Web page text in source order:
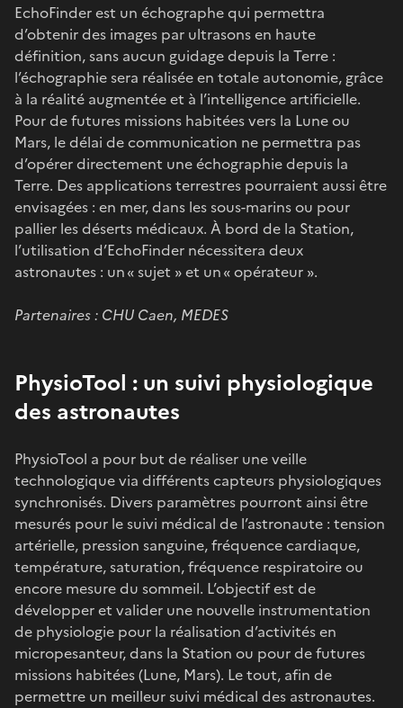
EchoFinder est un échographe qui permettra
d’obtenir des images par ultrasons en haute
définition, sans aucun guidage depuis la Terre :
l’échographie sera réalisée en totale autonomie, grâce
à la réalité augmentée et à l’intelligence artificielle.
Pour de futures missions habitées vers la Lune ou
Mars, le délai de communication ne permettra pas
d’opérer directement une échographie depuis la
Terre. Des applications terrestres pourraient aussi être
envisagées : en mer, dans les sous-marins ou pour
pallier les déserts médicaux. À bord de la Station,
l’utilisation d’EchoFinder nécessitera deux
astronautes : un « sujet » et un « opérateur ».
Partenaires : CHU Caen, MEDES
PhysioTool : un suivi physiologique
des astronautes
PhysioTool a pour but de réaliser une veille
technologique via différents capteurs physiologiques
synchronisés. Divers paramètres pourront ainsi être
mesurés pour le suivi médical de l’astronaute : tension
artérielle, pression sanguine, fréquence cardiaque,
température, saturation, fréquence respiratoire ou
encore mesure du sommeil. L’objectif est de
développer et valider une nouvelle instrumentation
de physiologie pour la réalisation d’activités en
micropesanteur, dans la Station ou pour de futures
missions habitées (Lune, Mars). Le tout, afin de
permettre un meilleur suivi médical des astronautes.